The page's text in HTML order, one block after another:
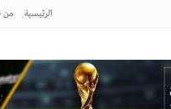
الرئيسية من